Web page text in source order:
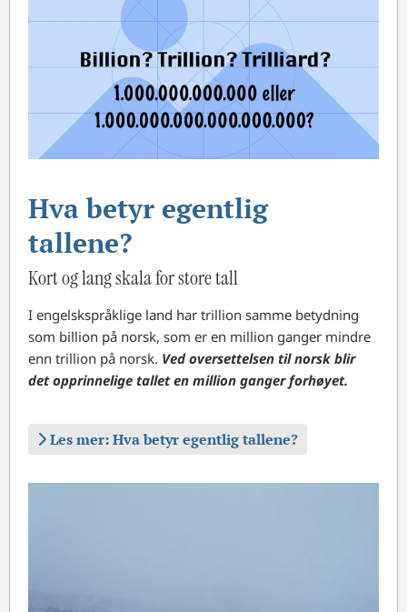
Hva betyr egentlig
tallene?
Kort og lang skala for store tall
I engelskspråklige land har trillion samme betydning
som billion på norsk, som er en million ganger mindre
enn trillion på norsk. Ved oversettelsen til norsk blir
det opprinnelige tallet en million ganger forhøyet.
Les mer: Hva betyr egentlig tallene?